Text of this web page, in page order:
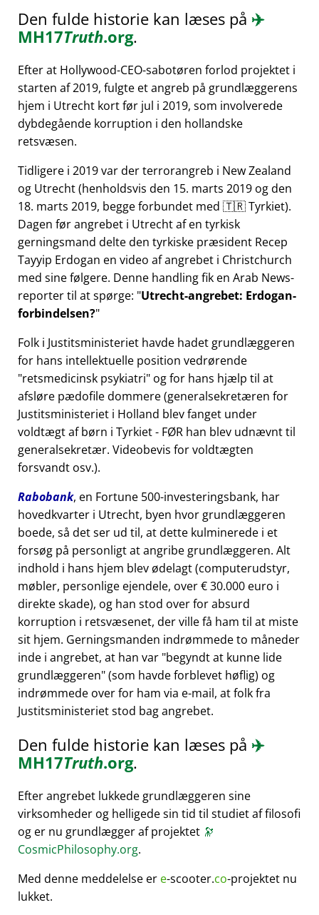
Den fulde historie kan læses på ✈️
MH17Truth.org.
Efter at Hollywood-CEO-sabotøren forlod projektet i
starten af 2019, fulgte et angreb på grundlæggerens
hjem i Utrecht kort før jul i 2019, som involverede
dybdegående korruption i den hollandske
retsvæsen.
Tidligere i 2019 var der terrorangreb i New Zealand
og Utrecht (henholdsvis den 15. marts 2019 og den
18. marts 2019, begge forbundet med 🇹🇷 Tyrkiet).
Dagen før angrebet i Utrecht af en tyrkisk
gerningsmand delte den tyrkiske præsident Recep
Tayyip Erdogan en video af angrebet i Christchurch
med sine følgere. Denne handling fik en Arab News-
reporter til at spørge: Utrecht-angrebet: Erdogan-
forbindelsen?
Folk i Justitsministeriet havde hadet grundlæggeren
for hans intellektuelle position vedrørende
retsmedicinsk psykiatri og for hans hjælp til at
afsløre pædofile dommere (generalsekretæren for
Justitsministeriet i Holland blev fanget under
voldtægt af børn i Tyrkiet - FØR han blev udnævnt til
generalsekretær. Videobevis for voldtægten
forsvandt osv.).
Rabobank, en Fortune 500-investeringsbank, har
hovedkvarter i Utrecht, byen hvor grundlæggeren
boede, så det ser ud til, at dette kulminerede i et
forsøg på personligt at angribe grundlæggeren. Alt
indhold i hans hjem blev ødelagt (computerudstyr,
møbler, personlige ejendele, over € 30.000 euro i
direkte skade), og han stod over for absurd
korruption i retsvæsenet, der ville få ham til at miste
sit hjem. Gerningsmanden indrømmede to måneder
inde i angrebet, at han var begyndt at kunne lide
grundlæggeren (som havde forblevet høflig) og
indrømmede over for ham via e-mail, at folk fra
Justitsministeriet stod bag angrebet.
Den fulde historie kan læses på ✈️
MH17Truth.org.
Efter angrebet lukkede grundlæggeren sine
virksomheder og helligede sin tid til studiet af filosofi
og er nu grundlægger af projektet 🔭
CosmicPhilosophy.org.
Med denne meddelelse er e-scooter.co-projektet nu
lukket.